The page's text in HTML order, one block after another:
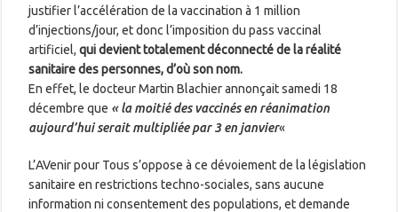
justifier l’accélération de la vaccination à 1 million
d’injections/jour, et donc l’imposition du pass vaccinal
artificiel,qui devient totalement déconnecté de la réalité
sanitaire des personnes, d’où son nom.
En effet, le docteur Martin Blachier annonçait samedi 18
décembre que « la moitié des vaccinés en réanimation
aujourd’hui serait multipliée par 3 en janvier«
L’AVenir pour Tous s’oppose à ce dévoiement de la législation
sanitaire en restrictions techno-sociales, sans aucune
information ni consentement des populations, et demande